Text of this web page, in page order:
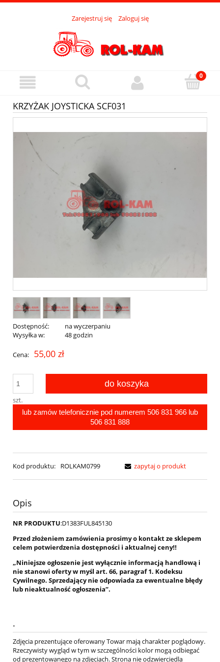
Zarejestruj się Zaloguj się
KRZYŻAK JOYSTICKA SCF031
Dostępność:
na wyczerpaniu
Wysyłka w:
48 godzin
Cena: 55,00 zł
szt.
do koszyka
lub zamów telefonicznie pod numerem 506 831 966 lub
506 831 888
Kod produktu: ROLKAM0799 zapytaj o produkt
Opis
NR PRODUKTU:D1383FUL845130
Przed złożeniem zamówienia prosimy o kontakt ze sklepem
celem potwierdzenia dostępności i aktualnej ceny!!
„Niniejsze ogłoszenie jest wyłącznie informacją handlową i
nie stanowi oferty w myśl art. 66, paragraf 1. Kodeksu
Cywilnego. Sprzedający nie odpowiada za ewentualne błędy
lub nieaktualność ogłoszenia”.
.
Zdjęcia prezentujące oferowany Towar mają charakter poglądowy.
Rzeczywisty wygląd w tym w szczególności kolor mogą odbiegać
od prezentowanego na zdjęciach. Strona nie odzwierciedla